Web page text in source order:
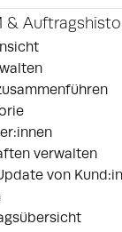
&
verwalten
von